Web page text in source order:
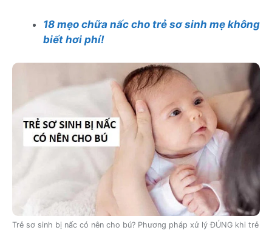
18 mẹo chữa nấc cho trẻ sơ sinh mẹ không
biết hơi phí!
Trẻ sơ sinh bị nấc có nên cho bú? Phương pháp xử lý ĐÚNG khi trẻ